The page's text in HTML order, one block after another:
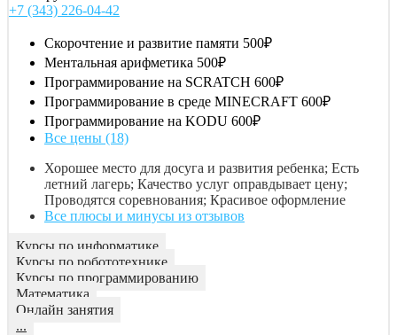
+7 (343) 226-04-42
Скорочтение и развитие памяти 500₽
Ментальная арифметика 500₽
Программирование на SCRATCH 600₽
Программирование в среде MINECRAFT 600₽
Программирование на KODU 600₽
Все цены (18)
Хорошее место для досуга и развития ребенка; Есть
летний лагерь; Качество услуг оправдывает цену;
Проводятся соревнования; Красивое оформление
Все плюсы и минусы из отзывов
Курсы по информатике
Курсы по робототехнике
Курсы по программированию
Математика
Онлайн занятия
...